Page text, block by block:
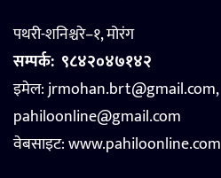
पथरी-शनिश्चरे–१, मोरंग
सम्पर्क: ९८४२०४७१४२
इमेल: jrmohan.brt@gmail.com,
pahiloonline@gmail.com
वेबसाइट:www.pahiloonline.com